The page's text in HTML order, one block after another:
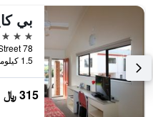
4 نجوم
1.5 كيلومتر عن وسط المدينة
315 ﷼